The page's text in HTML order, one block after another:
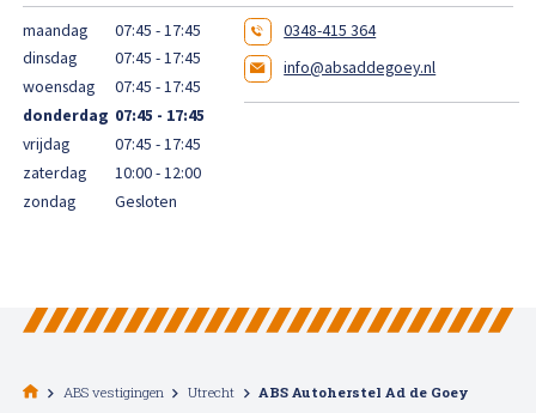
Spotrepair
Steenslag herstellen
Velgen herstellen
maandag
07:45 - 17:45
dinsdag
07:45 - 17:45
woensdag
07:45 - 17:45
donderdag 07:45 - 17:45
vrijdag
07:45 - 17:45
zaterdag
10:00 - 12:00
zondag
Gesloten
0348-415 364
info@absaddegoey.nl
ABS vestigingen Utrecht ABS Autoherstel Ad de Goey